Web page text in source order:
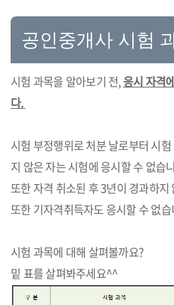
공인중개사 시험
시험 과목을 알아보기 전,응시 자격
다.
시험 부정행위로 처분 날로부터 시
지 않은 자는 시험에 응시할 수 없습
또한 자격 취소된 후 3년이 경과하
또한 기자격취득자도 응시할 수 없습
시험 과목에 대해 살펴볼까요?
밑 표를 살펴봐주세요^^